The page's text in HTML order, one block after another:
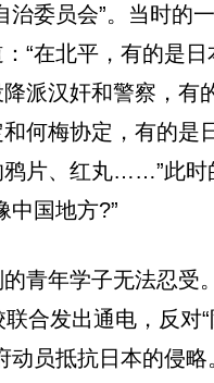
治委员会”。当时的
“在北平，有的是
派汉奸和警察，有
何梅协定，有的是
鸦片、红丸……”此时
中国地方?”
的青年学子无法忍受
合发出通电，反对“
动员抵抗日本的侵略